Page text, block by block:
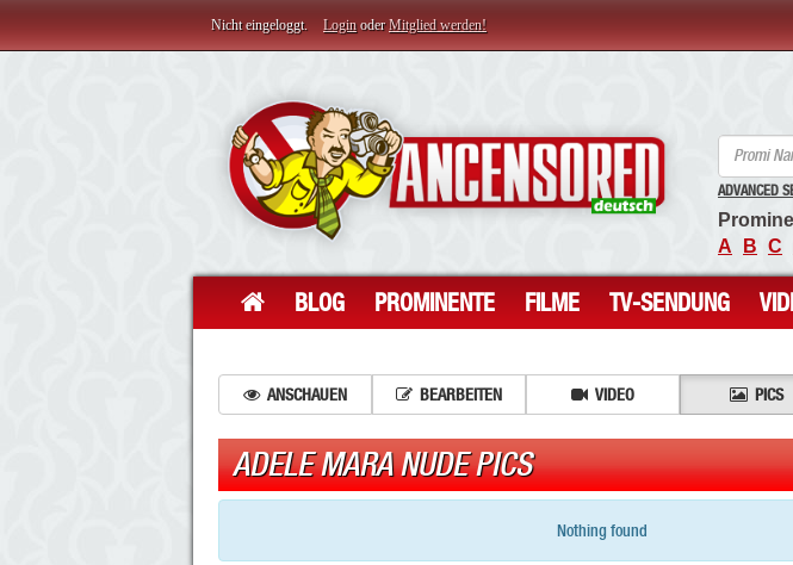
Nicht eingeloggt. Login oderMitglied werden!
ADVANCED
A
B C
BLOG PROMINENTE FILME TV-SENDUNG
ANSCHAUEN BEARBEITEN VIDEO PICS
ADELE MARA NUDE PICS
Nothing found